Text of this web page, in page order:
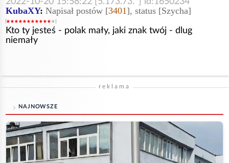
KubaXY: Napisał postów [3401], status [Szycha]
Kto ty jesteś - polak mały, jaki znak twój - dlug
niemały
reklama
NAJNOWSZE